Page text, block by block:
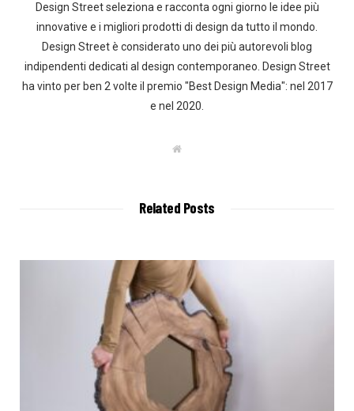
Design Street seleziona e racconta ogni giorno le idee più
innovative e i migliori prodotti di design da tutto il mondo.
Design Street è considerato uno dei più autorevoli blog
indipendenti dedicati al design contemporaneo. Design Street
ha vinto per ben 2 volte il premio "Best Design Media": nel 2017
e nel 2020.
W
Related Posts